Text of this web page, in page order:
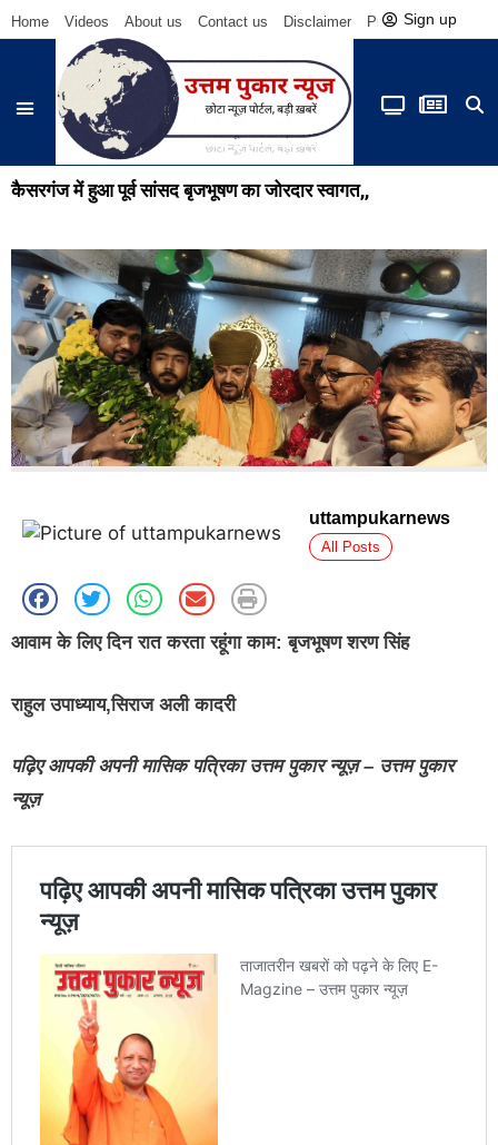
Home Videos About us Contact us Disclaimer Privacy Policy
Sign up
कैसरगंज में हुआ पूर्व सांसद बृजभूषण का जोरदार स्वागत,,
uttampukarnews
All Posts
आवाम के लिए दिन रात करता रहूंगा काम: बृजभूषण शरण सिंह
राहुल उपाध्याय,सिराज अली कादरी
पढ़िए आपकी अपनी मासिक पत्रिका उत्तम पुकार न्यूज़ – उत्तम पुकार
न्यूज़